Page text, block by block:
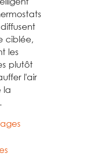
ciblée,
les
plutôt
l'air
la